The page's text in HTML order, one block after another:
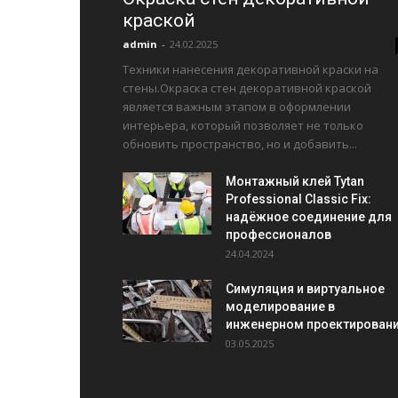
краской
admin - 24.02.2025
Техники нанесения декоративной краски на
стены.Окраска стен декоративной краской
является важным этапом в оформлении
интерьера, который позволяет не только
обновить пространство, но и добавить...
Монтажный клей Tytan
Professional Classic Fix:
надёжное соединение для
профессионалов
24.04.2024
Симуляция и виртуальное
моделирование в
инженерном
03.05.2025